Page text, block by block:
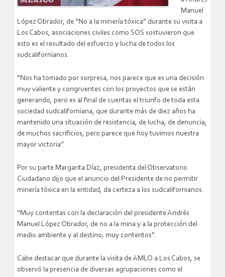
Manuel
López Obrador, de “No a la minería tóxica” durante su visita a
Los Cabos, asociaciones civiles como SOS sostuvieron que
esto es el resultado del esfuerzo y lucha de todos los
sudcalifornianos.
“Nos ha tomado por sorpresa, nos parece que es una decisión
muy valiente y congruentes con los proyectos que se están
generando, pero es al final de cuentas el triunfo de toda esta
sociedad sudcaliforniana, que durante más de diez años ha
mantenido una situación de resistencia, de lucha, de denuncia,
de muchos sacrificios, pero parece que hoy tuvimos nuestra
mayor victoria’’.
Por su parte Margarita Díaz, presidenta del Observatorio
Ciudadano dijo que el anuncio del Presidente de no permitir
minería tóxica en la entidad, da certeza a los sudcalifornianos.
“Muy contentas con la declaración del presidente Andrés
Manuel López Obrador, de no a la mina y a la protección del
medio ambiente y al destino; muy contentos”.
Cabe destacar que durante la visita de AMLO a Los Cabos, se
observó la presencia de diversas agrupaciones como el